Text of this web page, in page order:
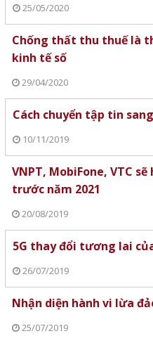
25/05/2020
Chống thất thu thuế là
kinh tế số
29/04/2020
Cách chuyển tập tin
10/11/2019
VNPT, MobiFone, VTC
trước năm 2021
20/08/2019
5G thay đổi tương lai
26/07/2019
Nhận diện hành vi lừa
25/07/2019